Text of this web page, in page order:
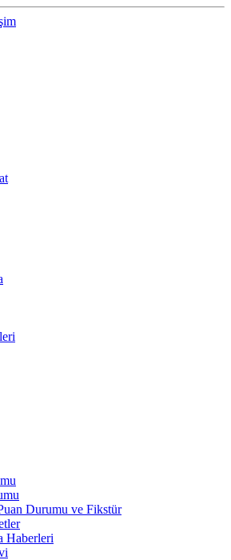
Durumu ve Fikstür
Haberleri